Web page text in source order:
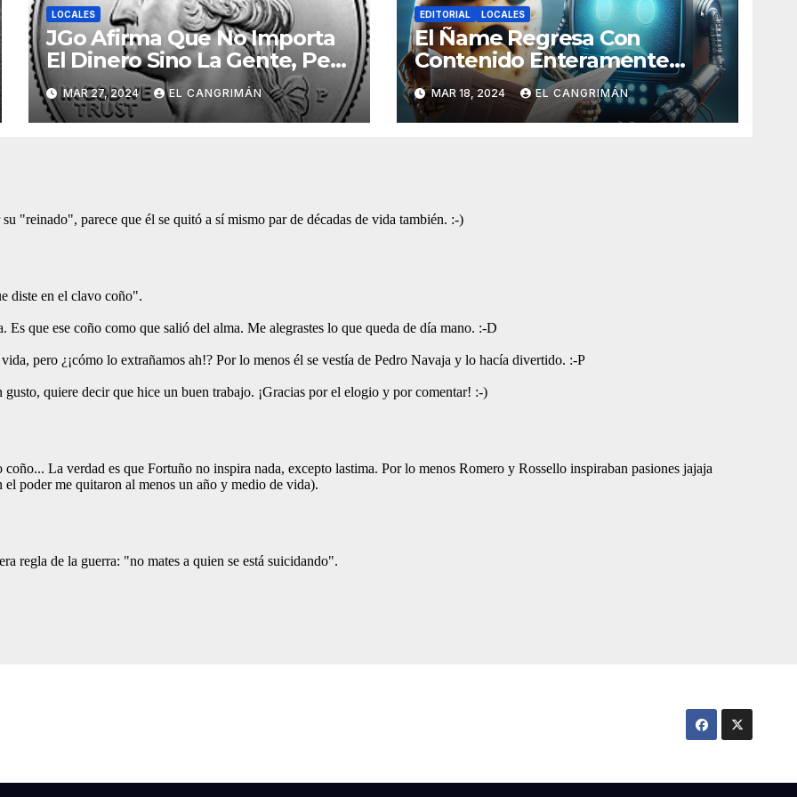
LOCALES
JGo Afirma Que No Importa
El Dinero Sino La Gente, Pero
Pregunta: «¿De Verdad No
Tendrán Una Pejetita?»
MAR 27, 2024 EL CANGRIMÁN
EDITORIAL LOCALES
El Ñame Regresa Con
Contenido Enteramente
Generado Por Inteligencia
Artificial
MAR 18, 2024 EL CANGRIMÁN